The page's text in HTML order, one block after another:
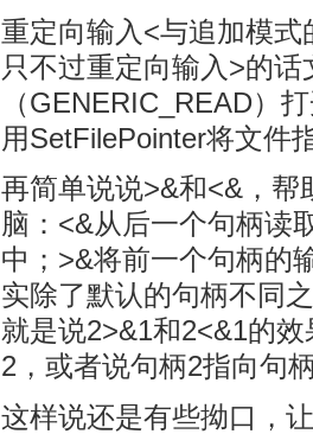
重定向输入<与追加模
只不过重定向输入>的
（GENERIC_READ）
用SetFilePointer将文件
再简单说说>&和<&，帮
脑：<&从后一个句柄读
中；>&将前一个句柄的
实除了默认的句柄不同
就是说2>&1和2<&1的
2，或者说句柄2指向句
这样说还是有些拗口，